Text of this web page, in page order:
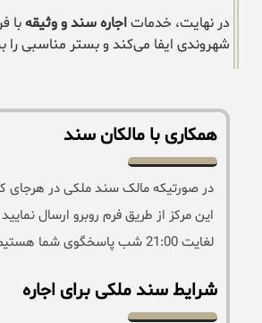
در نهایت، خدماتاجاره سند و وثیقهبا
شهروندی ایفا می‌کند و بستر مناسبی
همکاری با مالکان سند
در صورتیکه مالک سند ملکی در هرجای
لغایت 21:00 شب پاسخگوی شما هستیم .
شرایط سند ملکی برای اجاره